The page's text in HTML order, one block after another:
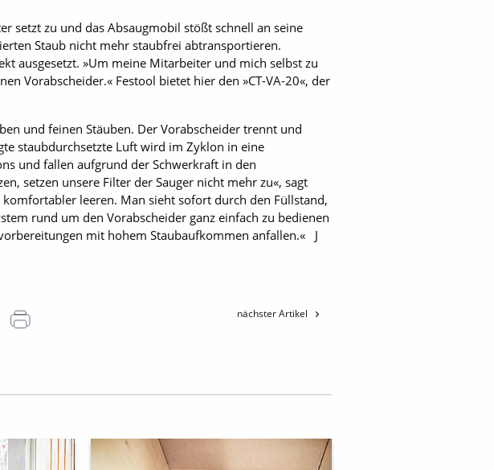
setzt zu und das Absaugmobil stößt schnell an seine
Staub nicht mehr staubfrei abtransportieren.
ausgesetzt. »Um meine Mitarbeiter und mich selbst zu
Vorabscheider.« Festool bietet hier den »CT-VA-20«, der
und feinen Stäuben. Der Vorabscheider trennt und
staubdurchsetzte Luft wird im Zyklon in eine
und fallen aufgrund der Schwerkraft in den
setzen unsere Filter der Sauger nicht mehr zu«, sagt
leeren. Man sieht sofort durch den Füllstand,
rund um den Vorabscheider ganz einfach zu bedienen
mit hohem Staubaufkommen anfallen.« J
nächster Artikel